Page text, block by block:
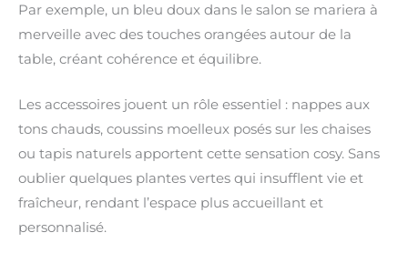
Par exemple, un bleu doux dans le salon se mariera à
merveille avec des touches orangées autour de la
table, créant cohérence et équilibre.
Les accessoires jouent un rôle essentiel : nappes aux
tons chauds, coussins moelleux posés sur les chaises
ou tapis naturels apportent cette sensation cosy. Sans
oublier quelques plantes vertes qui insufflent vie et
fraîcheur, rendant l’espace plus accueillant et
personnalisé.